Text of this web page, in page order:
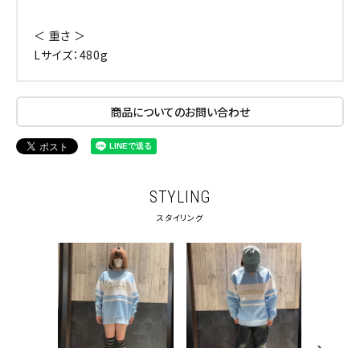
＜ 重さ ＞
Lサイズ：480g
商品についてのお問い合わせ
STYLING
スタイリング